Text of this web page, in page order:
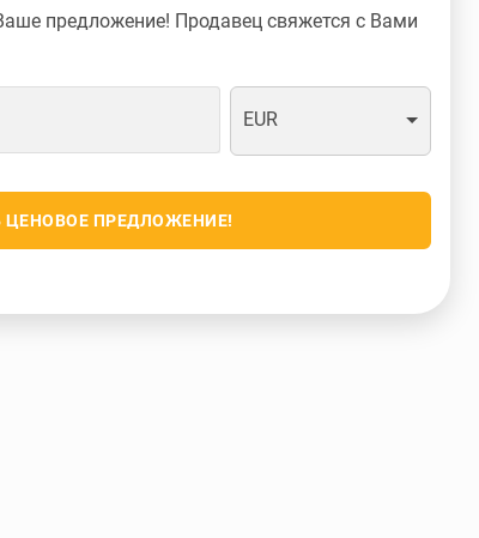
предложение! Продавец свяжется с Вами
EUR
ЦЕНОВОЕ ПРЕДЛОЖЕНИЕ!